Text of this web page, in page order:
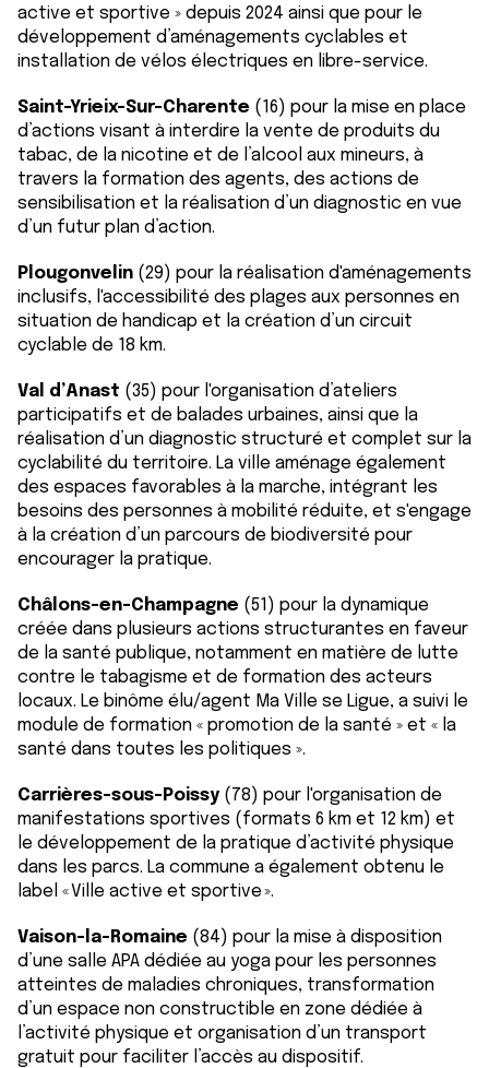
active et sportive » depuis 2024 ainsi que pour le
développement d’aménagements cyclables et
installation de vélos électriques en libre-service.
Saint-Yrieix-Sur-Charente (16) pour la mise en place
d’actions visant à interdire la vente de produits du
tabac, de la nicotine et de l’alcool aux mineurs, à
travers la formation des agents, des actions de
sensibilisation et la réalisation d’un diagnostic en vue
d’un futur plan d’action.
Plougonvelin (29) pour la réalisation d'aménagements
inclusifs, l'accessibilité des plages aux personnes en
situation de handicap et la création d’un circuit
cyclable de 18 km.
Val d’Anast (35) pour l'organisation d’ateliers
participatifs et de balades urbaines, ainsi que la
réalisation d’un diagnostic structuré et complet sur la
cyclabilité du territoire. La ville aménage également
des espaces favorables à la marche, intégrant les
besoins des personnes à mobilité réduite, et s'engage
à la création d’un parcours de biodiversité pour
encourager la pratique.
Châlons-en-Champagne (51) pour la dynamique
créée dans plusieurs actions structurantes en faveur
de la santé publique, notamment en matière de lutte
contre le tabagisme et de formation des acteurs
locaux. Le binôme élu/agent Ma Ville se Ligue, a suivi le
module de formation « promotion de la santé » et « la
santé dans toutes les politiques ».
Carrières-sous-Poissy (78) pour l'organisation de
manifestations sportives (formats 6 km et 12 km) et
le développement de la pratique d’activité physique
dans les parcs. La commune a également obtenu le
label « Ville active et sportive ».
Vaison-la-Romaine (84) pour la mise à disposition
d’une salle APA dédiée au yoga pour les personnes
atteintes de maladies chroniques, transformation
d’un espace non constructible en zone dédiée à
l’activité physique et organisation d’un transport
gratuit pour faciliter l’accès au dispositif.